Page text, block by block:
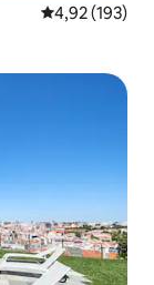
Средна
4,92 (193)